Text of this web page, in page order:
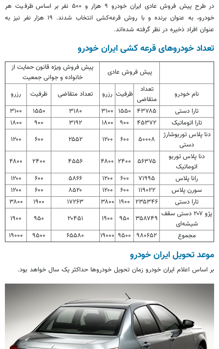
در طرح پیش فروش عادی ایران خودرو ۹ هزار و ۵۰۰ نفر بر اساس ظرفیت هر
خودرو، به عنوان برنده و با روش قرعه‌کشی انتخاب شدند. ۱۹ هزار نفر نیز به
عنوان افراد ذخیره در نظر گرفته شده‌اند.
تعداد خودروهای قرعه کشی ایران خودرو
پیش فروش عادی
پیش فروش ویژه قانون حمایت از
خانواده و جوانی جمعیت
نام خودرو
تعداد
متقاضی
ظرفیت رزرو تعداد متقاضی ظرفیت
رزرو
تارا دستی
۴۳۷۸۵ ۱۵۵۰ ۳۱۰۰ ۳۱۸۰ ۱۵۵۰
۳۱۰۰
تارا اتوماتیک
۴۵۳۷۲ ۹۰۰ ۱۸۰۰ ۳۱۹۲ ۹۰۰
۱۸۰۰
دنا پلاس توربوشارژ
دستی
۵۰۰۰۸ ۶۰۰ ۱۲۰۰ ۲۵۵۲ ۶۰۰
۱۲۰۰
دنا پلاس توربو
اتوماتیک
۵۶۳۷۵ ۲۴۰۰ ۴۸۰۰ ۴۵۵۶ ۲۴۰۰
۴۸۰۰
رانا پلاس
۷۱۹۹۵ ۶۰۰ ۱۲۰۰ ۵۸۶۶ ۶۰۰
۱۲۰۰
سورن پلاس
۱۱۹۰۲۲ ۶۰۰ ۱۲۰۰ ۸۵۲۰ ۶۰۰
۱۲۰۰
تارا دستی
۲۳۵۳۴۶ ۱۹۰۰ ۳۸۰۰ ۱۷۲۶۳ ۱۹۰۰
۳۸۰۰
پژو ۲۰۷ دستی سقف
شیشه‌ای
۳۵۸۷۴۹ ۹۵۰ ۱۹۰۰ ۲۰۴۵۱ ۹۵۰
۱۹۰۰
مجموع
۹۸۰۶۵۲ ۹۵۰۰ ۱۹۰۰۰ ۶۵۵۸۰ ۹۵۰۰ ۱۹۰۰۰
موعد تحویل ایران خودرو
بر اساس اعلام ایران خودرو زمان تحویل خودروها حداکثر یک سال خواهد بود.‌